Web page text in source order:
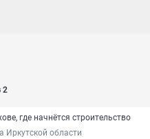
2
где начнётся строительство
Иркутской области